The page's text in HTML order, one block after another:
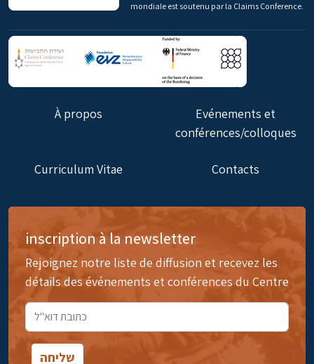
mondiale est soutenu par la Claims Conference.
À propos
Evénements et
conférences/colloques
Curriculum Vitae Contacts
inscription à la newsletter
Rejoignez notre liste de diffusion et recevez les
détails des événements et conférences du Centre